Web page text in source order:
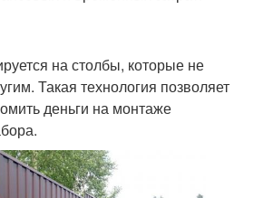
на столбы, которые не
Такая технология позволяет
деньги на монтаже